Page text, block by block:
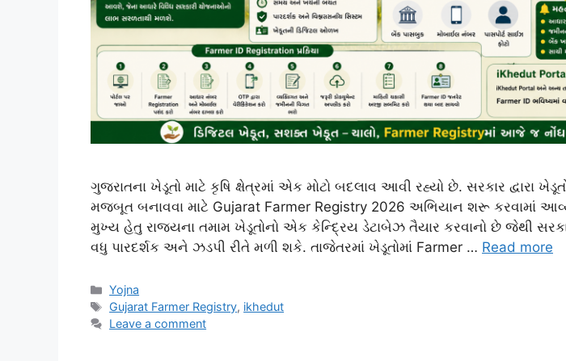
ગુજરાતના ખેડૂતો માટે કૃષિ ક્ષેત્રમાં એક મોટો બદલાવ આવી રહ્યો છે. સરકાર દ્વારા
મજબૂત બનાવવા માટે Gujarat Farmer Registry 2026 અભિયાન શરૂ કરવામાં
મુખ્ય હેતુ રાજ્યના તમામ ખેડૂતોનો એક કેન્દ્રિય ડેટાબેઝ તૈયાર કરવાનો છે જેથી
વધુ પારદર્શક અને ઝડપી રીતે મળી શકે. તાજેતરમાં ખેડૂતોમાં Farmer … Read more
Categories
Yojna
Tags
Gujarat Farmer Registry, ikhedut
Leave a comment